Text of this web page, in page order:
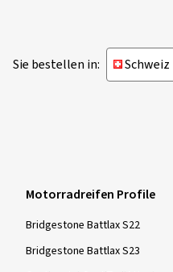
Sie bestellen in: Schweiz
Motorradreifen Profile
Bridgestone Battlax S22
Bridgestone Battlax S23